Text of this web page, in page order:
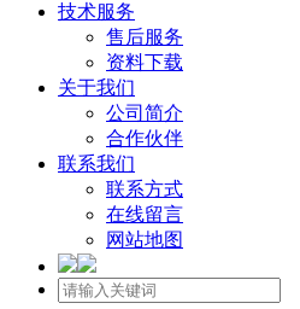
技术服务
售后服务
资料下载
关于我们
公司简介
合作伙伴
联系我们
联系方式
在线留言
网站地图